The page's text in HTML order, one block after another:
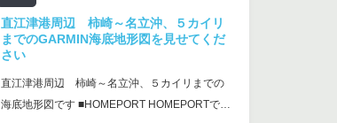
直江津港周辺 柿崎～名立沖、５カイリ
までのGARMIN海底地形図を見せてくだ
さい
直江津港周辺 柿崎～名立沖、５カイリまでの
海底地形図です ■HOMEPORT HOMEPORTで…